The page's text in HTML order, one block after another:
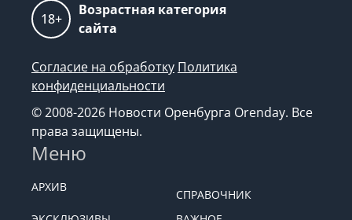
18+
Возрастная категория
сайта
Согласие на обработку Политика
конфиденциальности
© 2008-2026 Новости Оренбурга Orenday. Все
права защищены.
Меню
АРХИВ
СПРАВОЧНИК